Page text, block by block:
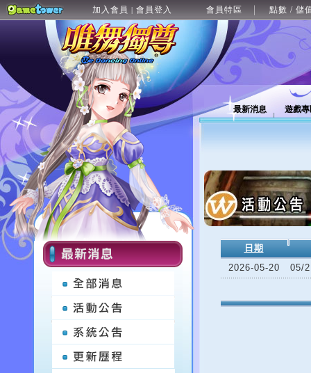
加入會員 | 會員登入 會員特區 點數 / 儲
最新消息 遊戲
日期
2026-05-20
05/